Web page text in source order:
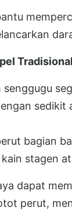
Tradisional
senggugu
sedikit
bagian
stagen
dapat
perut,